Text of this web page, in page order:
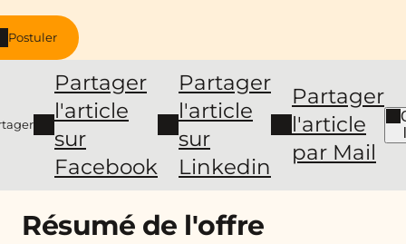
Postuler
Partager
l'article
sur
Facebook
Partager
l'article
sur
Linkedin
Partager
l'article
par Mail
Résumé de l'offre